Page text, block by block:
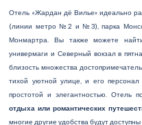
Отель «Жардан дё Вилье» идеально
(линии метро №2 и №3), парка
Монмартра. Вы также можете найти
универмаги и Северный вокзал в
близость множества
тихой уютной улице, и его
простотой и элегантностью. Отель
отдыха или романтических
многие другие удобства будут